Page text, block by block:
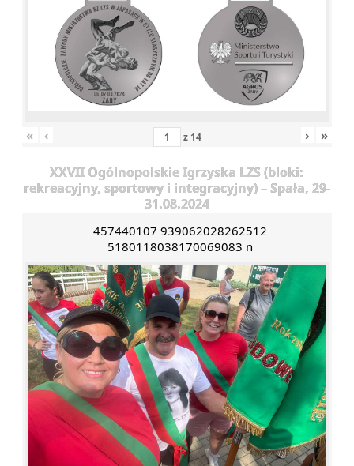
« ‹ z 14 › »
XXVII Ogólnopolskie Igrzyska LZS (bloki:
rekreacyjny, sportowy i integracyjny) – Spała, 29-
31.08.2024
457440107 939062028262512
5180118038170069083 n